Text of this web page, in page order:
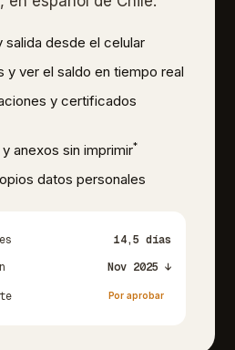
salida desde el celular
y ver el saldo en tiempo real
y certificados
anexos sin imprimir*
datos personales
14,5 días
Nov 2025 ↓
Por aprobar